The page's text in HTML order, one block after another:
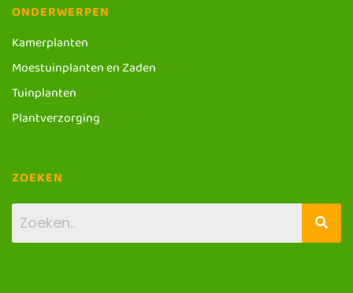
ONDERWERPEN
Kamerplanten
Moestuinplanten en Zaden
Tuinplanten
Plantverzorging
ZOEKEN